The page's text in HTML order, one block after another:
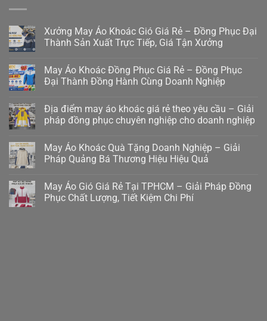
Xưởng May Áo Khoác Gió Giá Rẻ – Đồng Phục Đại
Thành Sản Xuất Trực Tiếp, Giá Tận Xưởng
May Áo Khoác Đồng Phục Giá Rẻ – Đồng Phục
Đại Thành Đồng Hành Cùng Doanh Nghiệp
Địa điểm may áo khoác giá rẻ theo yêu cầu – Giải
pháp đồng phục chuyên nghiệp cho doanh nghiệp
May Áo Khoác Quà Tặng Doanh Nghiệp – Giải
Pháp Quảng Bá Thương Hiệu Hiệu Quả
May Áo Gió Giá Rẻ Tại TPHCM – Giải Pháp Đồng
Phục Chất Lượng, Tiết Kiệm Chi Phí